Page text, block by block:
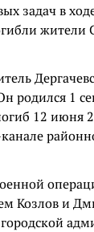
задач в
жители
родился 1
12 июня
Козлов и